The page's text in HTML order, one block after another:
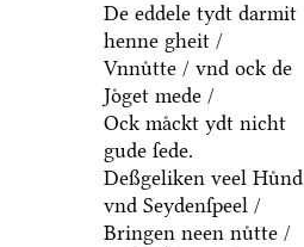
De eddele tydt darmit
henne gheit /
Vnnuͤtte / vnd ock de
Joͤget mede /
Ock maͤckt ydt nicht
gude ſede.
Deßgeliken veel Huͤnd
vnd Seydenſpeel /
Bringen neen nuͤtte /